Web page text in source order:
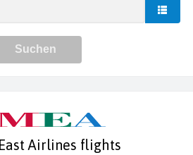
Airlines flights